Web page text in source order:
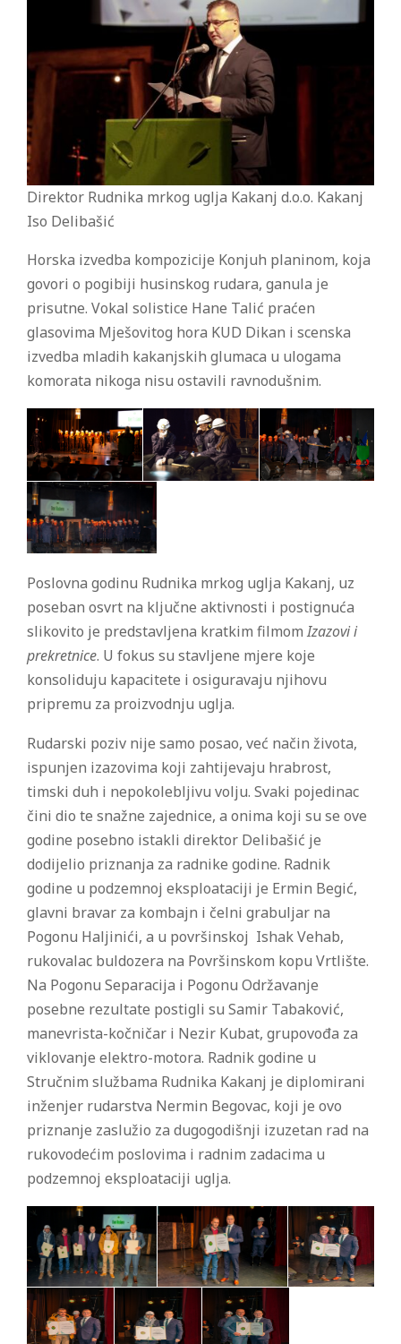
Direktor Rudnika mrkog uglja Kakanj d.o.o. Kakanj
Iso Delibašić
Horska izvedba kompozicije Konjuh planinom, koja
govori o pogibiji husinskog rudara, ganula je
prisutne. Vokal solistice Hane Talić praćen
glasovima Mješovitog hora KUD Dikan i scenska
izvedba mladih kakanjskih glumaca u ulogama
komorata nikoga nisu ostavili ravnodušnim.
Poslovna godinu Rudnika mrkog uglja Kakanj, uz
poseban osvrt na ključne aktivnosti i postignuća
slikovito je predstavljena kratkim filmomIzazovi i
prekretnice. U fokus su stavljene mjere koje
konsoliduju kapacitete i osiguravaju njihovu
pripremu za proizvodnju uglja.
Rudarski poziv nije samo posao, već način života,
ispunjen izazovima koji zahtijevaju hrabrost,
timski duh i nepokolebljivu volju. Svaki pojedinac
čini dio te snažne zajednice, a onima koji su se ove
godine posebno istakli direktor Delibašić je
dodijelio priznanja za radnike godine. Radnik
godine u podzemnoj eksploataciji je Ermin Begić,
glavni bravar za kombajn i čelni grabuljar na
Pogonu Haljinići, a u površinskoj Ishak Vehab,
rukovalac buldozera na Površinskom kopu Vrtlište.
Na Pogonu Separacija i Pogonu Održavanje
posebne rezultate postigli su Samir Tabaković,
manevrista-kočničar i Nezir Kubat, grupovođa za
viklovanje elektro-motora. Radnik godine u
Stručnim službama Rudnika Kakanj je diplomirani
inženjer rudarstva Nermin Begovac, koji je ovo
priznanje zaslužio za dugogodišnji izuzetan rad na
rukovodećim poslovima i radnim zadacima u
podzemnoj eksploataciji uglja.